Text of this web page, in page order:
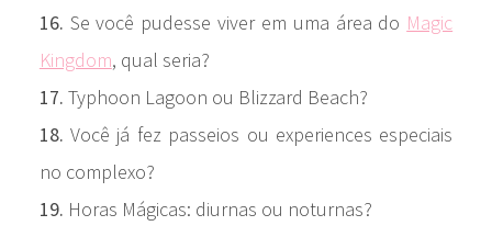
16. Se você pudesse viver em uma área do Magic
Kingdom, qual seria?
17. Typhoon Lagoon ou Blizzard Beach?
18. Você já fez passeios ou experiences especiais
no complexo?
19. Horas Mágicas: diurnas ou noturnas?